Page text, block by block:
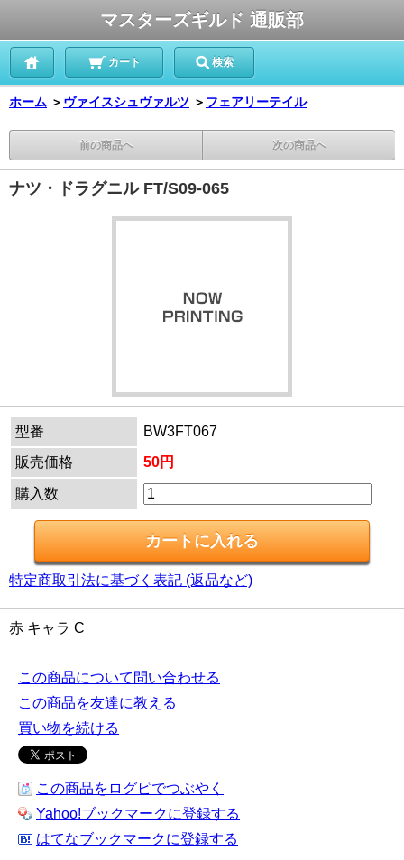
マスターズギルド 通販部
カート 検索
ホーム ＞ ヴァイスシュヴァルツ ＞ フェアリーテイル
前の商品へ 次の商品へ
ナツ・ドラグニル FT/S09-065
型番
BW3FT067
販売価格
50円
購入数
特定商取引法に基づく表記 (返品など)
赤 キャラ C
この商品について問い合わせる
この商品を友達に教える
買い物を続ける
この商品をログピでつぶやく
Yahoo!ブックマークに登録する
はてなブックマークに登録する